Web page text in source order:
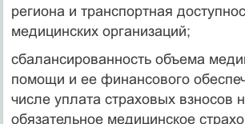
региона и транспортная
медицинских организаций;
сбалансированность объема
помощи и ее финансового
числе уплата страховых взносов
обязательное медицинское